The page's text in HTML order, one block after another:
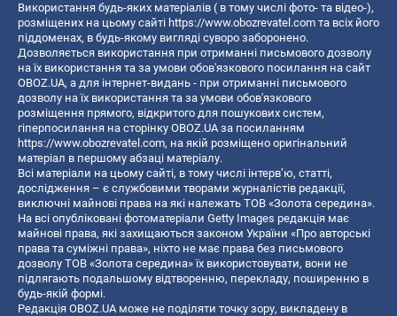
Використання будь-яких матеріалів ( в тому числі фото- та відео-),
розміщених на цьому сайті https://www.obozrevatel.com та всіх його
піддоменах, в будь-якому вигляді суворо заборонено.
Дозволяється використання при отриманні письмового дозволу
на їх використання та за умови обов'язкового посилання на сайт
OBOZ.UA, а для інтернет-видань - при отриманні письмового
дозволу на їх використання та за умови обов'язкового
розміщення прямого, відкритого для пошукових систем,
гіперпосилання на сторінку OBOZ.UA за посиланням
https://www.obozrevatel.com, на якій розміщено оригінальний
матеріал в першому абзаці матеріалу.
Всі матеріали на цьому сайті, в тому числі інтерв’ю, статті,
дослідження – є службовими творами журналістів редакції,
виключні майнові права на які належать ТОВ «Золота середина».
На всі опубліковані фотоматеріали Getty Images редакція має
майнові права, які захищаються законом України «Про авторські
права та суміжні права», ніхто не має права без письмового
дозволу ТОВ «Золота середина» їх використовувати, вони не
підлягають подальшому відтворенню, перекладу, поширенню в
будь-якій формі.
Редакція OBOZ.UA може не поділяти точку зору, викладену в